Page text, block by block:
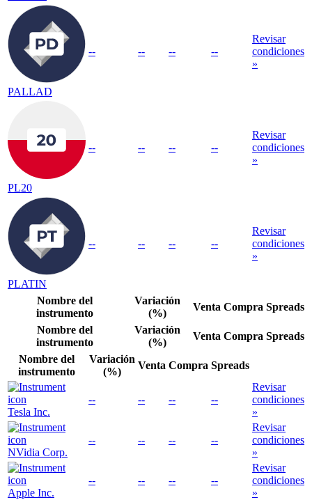
PALLAD
-- -- -- --
Revisar
condiciones
»
PL20
-- -- -- --
Revisar
condiciones
»
PLATIN
-- -- -- --
Revisar
condiciones
»
Nombre del
instrumento
Variación
(%)
Venta Compra Spreads
Nombre del
instrumento
Variación
(%)
Venta Compra Spreads
Nombre del
instrumento
Variación
(%)
Venta Compra Spreads
Tesla Inc.
-- -- -- --
Revisar
condiciones
»
NVidia Corp.
-- -- -- --
Revisar
condiciones
»
Apple Inc.
-- -- -- --
Revisar
condiciones
»